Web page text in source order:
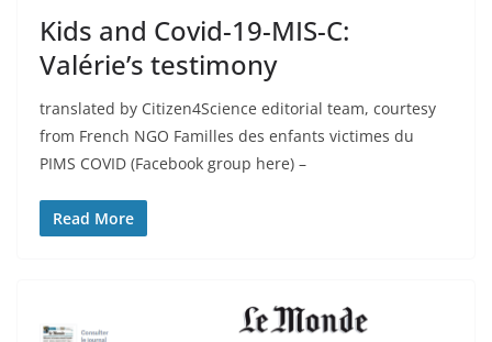
Kids and Covid-19-MIS-C:
Valérie’s testimony
translated by Citizen4Science editorial team, courtesy
from French NGO Familles des enfants victimes du
PIMS COVID (Facebook group here) –
Read More